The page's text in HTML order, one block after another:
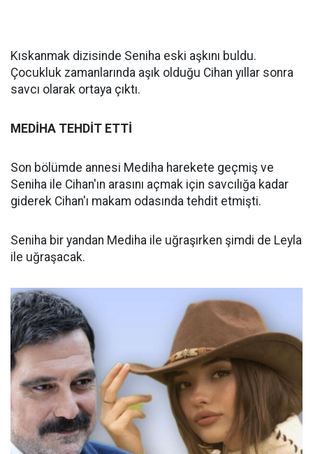
Kıskanmak dizisinde Seniha eski aşkını buldu.
Çocukluk zamanlarında aşık olduğu Cihan yıllar sonra
savcı olarak ortaya çıktı.
MEDİHA TEHDİT ETTİ
Son bölümde annesi Mediha harekete geçmiş ve
Seniha ile Cihan'ın arasını açmak için savcılığa kadar
giderek Cihan'ı makam odasında tehdit etmişti.
Seniha bir yandan Mediha ile uğraşırken şimdi de Leyla
ile uğraşacak.